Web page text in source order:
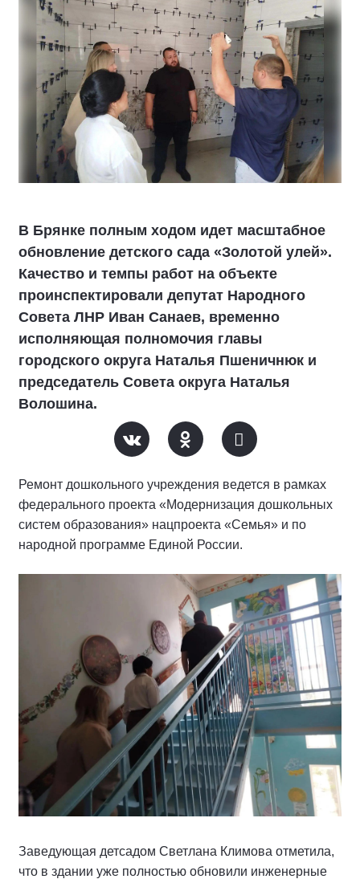
В Брянке полным ходом идет масштабное
обновление детского сада «Золотой улей».
Качество и темпы работ на объекте
проинспектировали депутат Народного
Совета ЛНР Иван Санаев, временно
исполняющая полномочия главы
городского округа Наталья Пшеничнюк и
председатель Совета округа Наталья
Волошина.
Ремонт дошкольного учреждения ведется в рамках
федерального проекта «Модернизация дошкольных
систем образования» нацпроекта «Семья» и по
народной программе Единой России.
Заведующая детсадом Светлана Климова отметила,
что в здании уже полностью обновили инженерные